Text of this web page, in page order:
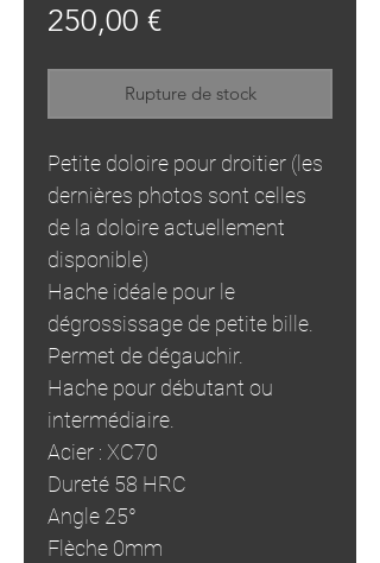
250,00 €Prix
Rupture de stock
Petite doloire pour droitier (les
dernières photos sont celles
de la doloire actuellement
disponible)
Hache idéale pour le
dégrossissage de petite bille.
Permet de dégauchir.
Hache pour débutant ou
intermédiaire.
Acier : XC70
Dureté 58 HRC
Angle 25°
Flèche 0mm